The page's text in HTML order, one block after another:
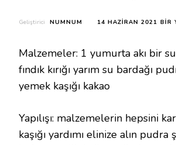
Geliştirici NUMNUM 14 HAZIRAN 2021
IÇIN
BIR
Malzemeler: 1 yumurta akı bir
fındık kırığı yarım su bardağı
yemek kaşığı kakao
Yapılışı: malzemelerin hepsini
kaşığı yardımı elinize alın pudra